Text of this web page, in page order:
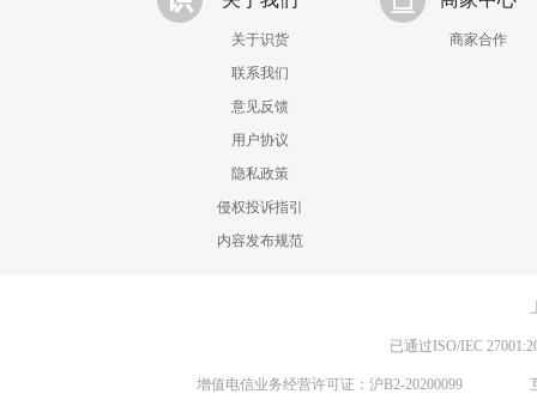
关于识货
联系我们
意见反馈
用户协议
隐私政策
侵权投诉指引
内容发布规范
商家合作
已通过ISO/IEC
增值电信业务经营许可证：沪B2-20200099